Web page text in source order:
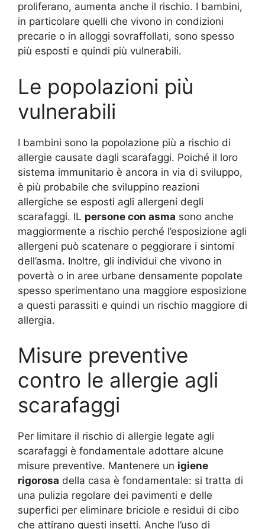
proliferano, aumenta anche il rischio. I bambini,
in particolare quelli che vivono in condizioni
precarie o in alloggi sovraffollati, sono spesso
più esposti e quindi più vulnerabili.
Le popolazioni più
vulnerabili
I bambini sono la popolazione più a rischio di
allergie causate dagli scarafaggi. Poiché il loro
sistema immunitario è ancora in via di sviluppo,
è più probabile che sviluppino reazioni
allergiche se esposti agli allergeni degli
scarafaggi. IL persone con asma sono anche
maggiormente a rischio perché l’esposizione agli
allergeni può scatenare o peggiorare i sintomi
dell’asma. Inoltre, gli individui che vivono in
povertà o in aree urbane densamente popolate
spesso sperimentano una maggiore esposizione
a questi parassiti e quindi un rischio maggiore di
allergia.
Misure preventive
contro le allergie agli
scarafaggi
Per limitare il rischio di allergie legate agli
scarafaggi è fondamentale adottare alcune
misure preventive. Mantenere un igiene
rigorosa della casa è fondamentale: si tratta di
una pulizia regolare dei pavimenti e delle
superfici per eliminare briciole e residui di cibo
che attirano questi insetti. Anche l’uso di